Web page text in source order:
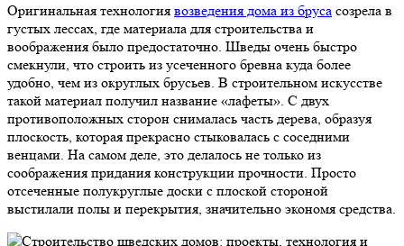
Оригинальная технология возведения дома из бруса созрела в
густых лессах, где материала для строительства и
воображения было предостаточно. Шведы очень быстро
смекнули, что строить из усеченного бревна куда более
удобно, чем из округлых брусьев. В строительном искусстве
такой материал получил название «лафеты». С двух
противоположных сторон снималась часть дерева, образуя
плоскость, которая прекрасно стыковалась с соседними
венцами. На самом деле, это делалось не только из
соображения придания конструкции прочности. Просто
отсеченные полукруглые доски с плоской стороной
выстилали полы и перекрытия, значительно экономя средства.